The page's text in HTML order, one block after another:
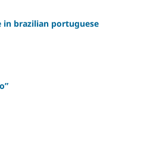
brazilian portuguese